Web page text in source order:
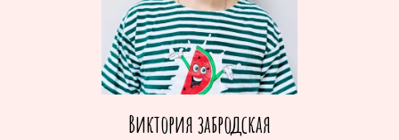
Виктория забродская